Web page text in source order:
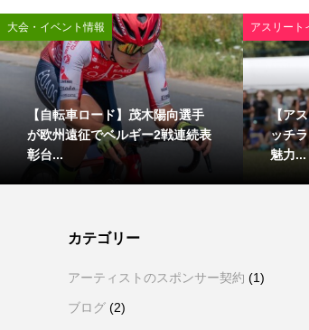
大会・イベント情報
【自転車ロード】茂木陽向選手
が欧州遠征でベルギー2戦連続表
彰台...
アスリート
【ア
ッチ
魅力...
カテゴリー
アーティストのスポンサー契約 (1)
ブログ(2)